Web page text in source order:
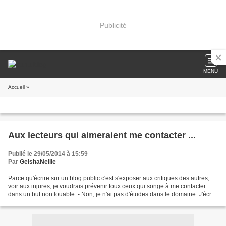
Publicité
MENU
Accueil »
Aux lecteurs qui aimeraient me contacter ...
Publié le 29/05/2014 à 15:59
Par GeishaNellie
Parce qu'écrire sur un blog public c'est s'exposer aux critiques des autres,
voir aux injures, je voudrais prévenir toux ceux qui songe à me contacter
dans un but non louable. - Non, je n'ai pas d'études dans le domaine. J'écris